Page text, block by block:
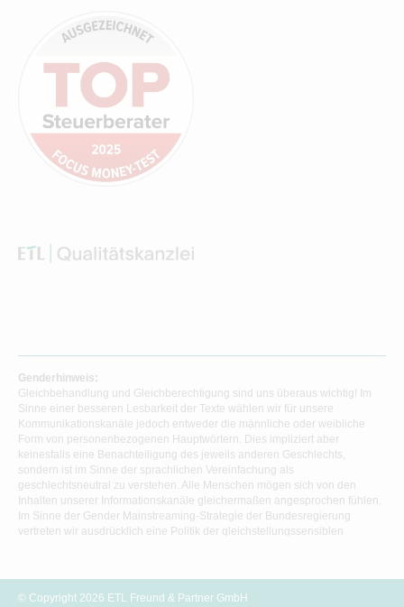
Genderhinweis:
Gleichbehandlung und Gleichberechtigung sind uns überaus wichtig! Im
Sinne einer besseren Lesbarkeit der Texte wählen wir für unsere
Kommunikationskanäle jedoch entweder die männliche oder weibliche
Form von personenbezogenen Hauptwörtern. Dies impliziert aber
keinesfalls eine Benachteiligung des jeweils anderen Geschlechts,
sondern ist im Sinne der sprachlichen Vereinfachung als
geschlechtsneutral zu verstehen. Alle Menschen mögen sich von den
Inhalten unserer Informationskanäle gleichermaßen angesprochen fühlen.
Im Sinne der Gender Mainstreaming-Strategie der Bundesregierung
vertreten wir ausdrücklich eine Politik der gleichstellungssensiblen
© Copyright 2026 ETL Freund & Partner GmbH